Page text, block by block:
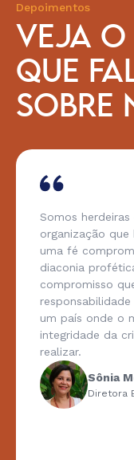
Depoimentos
VEJA O
QUE
SOBRE
Somos
organização
uma fé
diaconia
compromisso
um país onde o
integridade da
realizar.
Sônia
Diretora